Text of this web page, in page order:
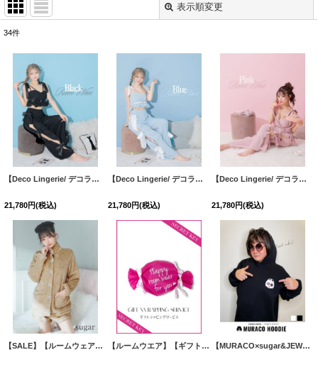
表示順変更
並び順:
絞り込む
34件
【Deco Lingerie/ デコランジェリー】 Deco Lingerie PJ 02/ ルームウェア/ 2点セット[OF08]
21,780円(税込)
【Deco Lingerie/ デコランジェリー】 Deco Lingerie PJ 02/ ルームウェア/ 2点セット[OF08]
21,780円(税込)
【Deco Lingerie/ デコランジェリー】 Deco Lingerie PJ 02/ ルームウェア/ 2点セット[OF08]
21,780円(税込)
【SALE】【ルームウェア】もこもこ/ パールボタン/ ハイネック/ 長袖/ ポケット付き/ パンツ/ セットアップ/ ルームウエア[HC02] 【ルームウエア】【ギフトラッピング】SECRETKEYキャンディラッピング【OF08】 【MURACO×sugar&JEWELS】MURACOLONDON ムラココラボパーカー/フーディー/ トレーナー/シンプルロゴデザイン[HC02]